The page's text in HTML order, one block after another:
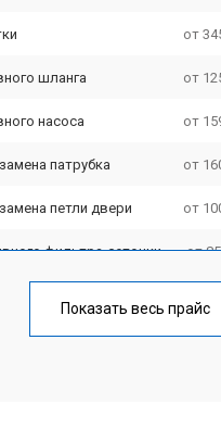
от
шланга от
насоса от
патрубка от
петли двери от
фильтра-сеточки от
от
Показать весь прайс